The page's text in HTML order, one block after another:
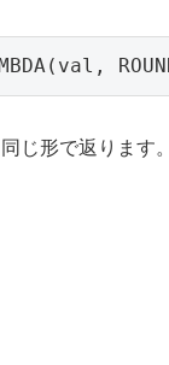
じ形で返ります。